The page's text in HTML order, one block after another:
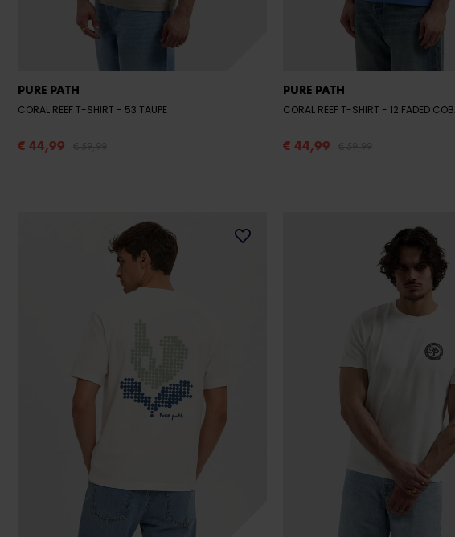
PURE PATH
CORAL REEF T-SHIRT - 53 TAUPE
€ 44,99
PURE PATH
CORAL REEF T-SHIRT - 12 FADED
€ 44,99